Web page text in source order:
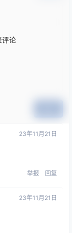
评论
23年11月21日
举报 回复
23年11月21日